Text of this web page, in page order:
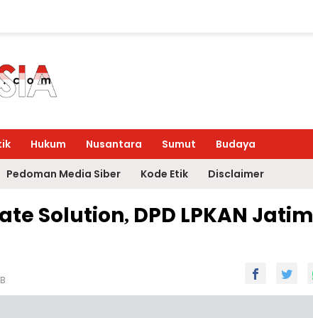
Hukum Nusantara Sumut Budaya
Pedoman Media Siber Kode Etik Disclaimer
Solution, DPD LPKAN Jatim